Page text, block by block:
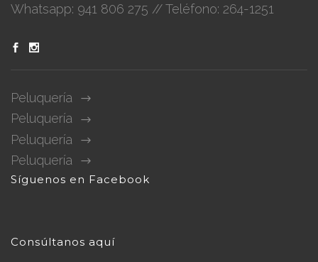
Whatsapp: 941 806 275 // Teléfono: 264-1251
Peluquería
Peluquería
Peluquería
Peluquería
Síguenos en Facebook
Consúltanos aquí